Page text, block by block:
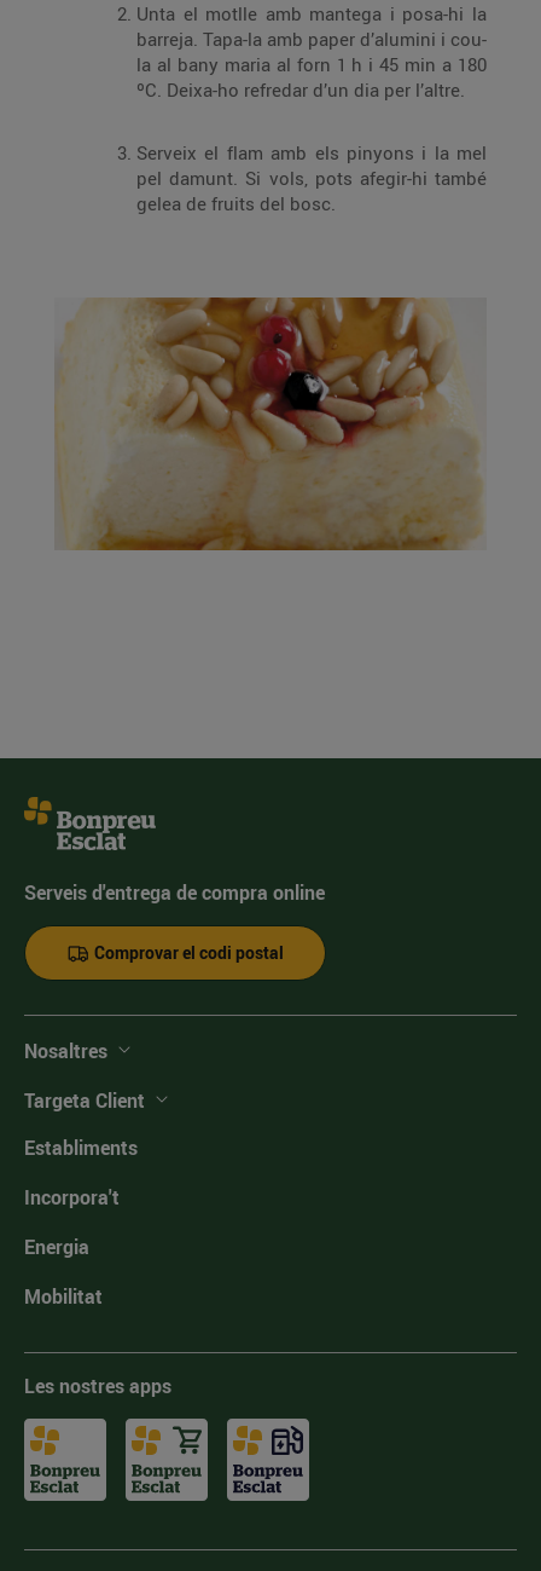
Unta el motlle amb mantega i posa-hi la
barreja. Tapa-la amb paper d’alumini i cou-
la al bany maria al forn 1 h i 45 min a 180
ºC. Deixa-ho refredar d’un dia per l’altre.
Serveix el flam amb els pinyons i la mel
pel damunt. Si vols, pots afegir-hi també
gelea de fruits del bosc.
Serveis d'entrega de compra online
Comprovar el codi postal
Nosaltres
Targeta Client
Establiments
Incorpora't
Energia
Mobilitat
Les nostres apps